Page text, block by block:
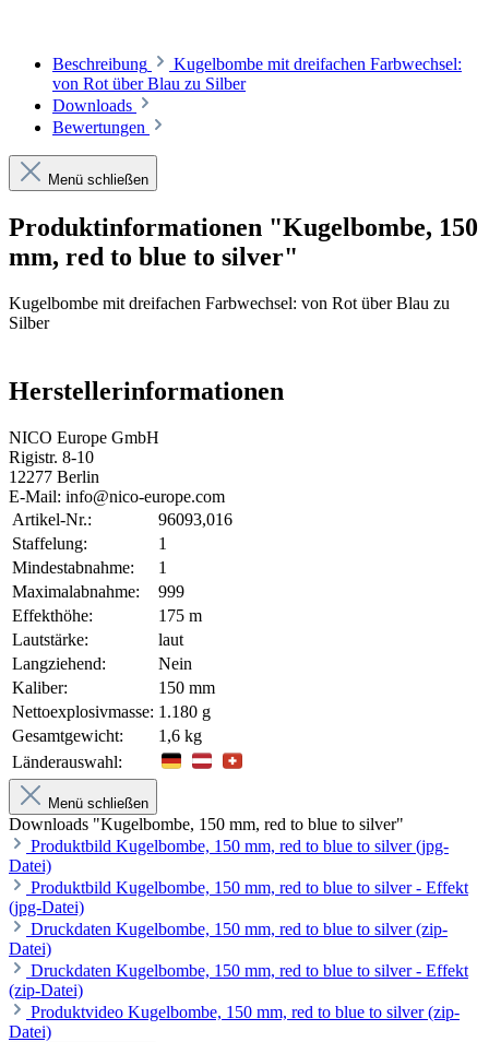
Beschreibung
Kugelbombe mit dreifachen Farbwechsel:
von Rot über Blau zu Silber
Downloads
Bewertungen
Menü schließen
Produktinformationen "Kugelbombe, 150
mm, red to blue to silver"
Kugelbombe mit dreifachen Farbwechsel: von Rot über Blau zu
Silber
Herstellerinformationen
NICO Europe GmbH
Rigistr. 8-10
12277 Berlin
E-Mail: info@nico-europe.com
Artikel-Nr.:
96093,016
Staffelung:
1
Mindestabnahme:
1
Maximalabnahme:
999
Effekthöhe:
175 m
Lautstärke:
laut
Langziehend:
Nein
Kaliber:
150 mm
Nettoexplosivmasse: 1.180 g
Gesamtgewicht:
1,6 kg
Länderauswahl:
Menü schließen
Downloads "Kugelbombe, 150 mm, red to blue to silver"
Produktbild Kugelbombe, 150 mm, red to blue to silver (jpg-
Datei)
Produktbild Kugelbombe, 150 mm, red to blue to silver - Effekt
(jpg-Datei)
Druckdaten Kugelbombe, 150 mm, red to blue to silver (zip-
Datei)
Druckdaten Kugelbombe, 150 mm, red to blue to silver - Effekt
(zip-Datei)
Produktvideo Kugelbombe, 150 mm, red to blue to silver (zip-
Datei)